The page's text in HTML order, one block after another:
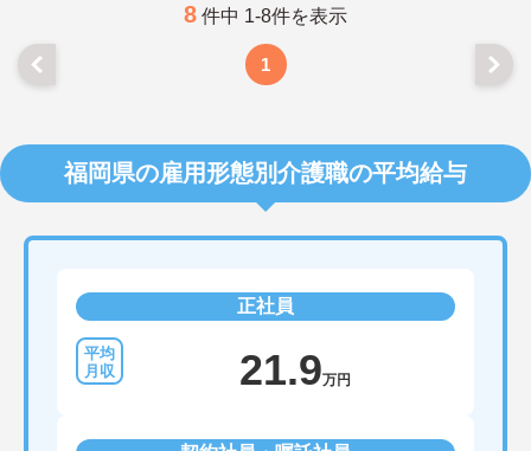
8 件中 1-8件を表示
1
福岡県の雇用形態別介護職の平均給与
正社員
21.9万円